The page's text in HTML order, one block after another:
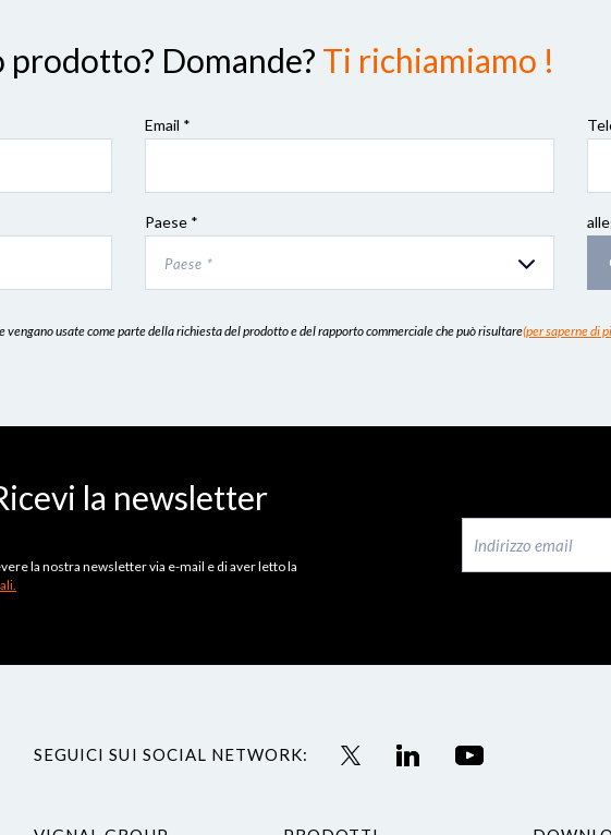
Domande? Ti richiamiamo !
Email *
Paese *
Paese *
usate come parte della richiesta del prodotto e del rapporto commerciale che può risultare(per saperne di
la newsletter
la nostra newsletter via e-mail e di aver letto la
SEGUICI SUI SOCIAL NETWORK: